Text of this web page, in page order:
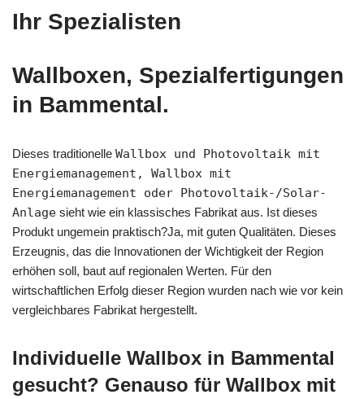
Ihr Spezialisten
Wallboxen, Spezialfertigungen
in Bammental.
Dieses traditionelle Wallbox und Photovoltaik mit
Energiemanagement, Wallbox mit
Energiemanagement oder Photovoltaik-/Solar-
Anlage sieht wie ein klassisches Fabrikat aus. Ist dieses
Produkt ungemein praktisch?Ja, mit guten Qualitäten. Dieses
Erzeugnis, das die Innovationen der Wichtigkeit der Region
erhöhen soll, baut auf regionalen Werten. Für den
wirtschaftlichen Erfolg dieser Region wurden nach wie vor kein
vergleichbares Fabrikat hergestellt.
Individuelle Wallbox in Bammental
gesucht? Genauso für Wallbox mit